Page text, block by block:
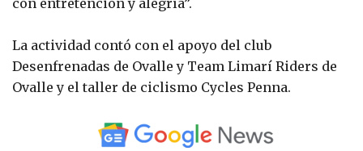
La actividad contó con el apoyo del club
Desenfrenadas de Ovalle y Team Limarí Riders de
Ovalle y el taller de ciclismo Cycles Penna.